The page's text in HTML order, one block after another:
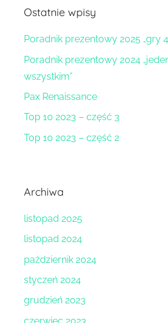
Ostatnie wpisy
Poradnik prezentowy 2025 „gry
Poradnik prezentowy 2024
wszystkim”
Pax Renaissance
Top 10 2023 – część 3
Top 10 2023 – część 2
Archiwa
listopad 2025
listopad 2024
październik 2024
styczeń 2024
grudzień 2023